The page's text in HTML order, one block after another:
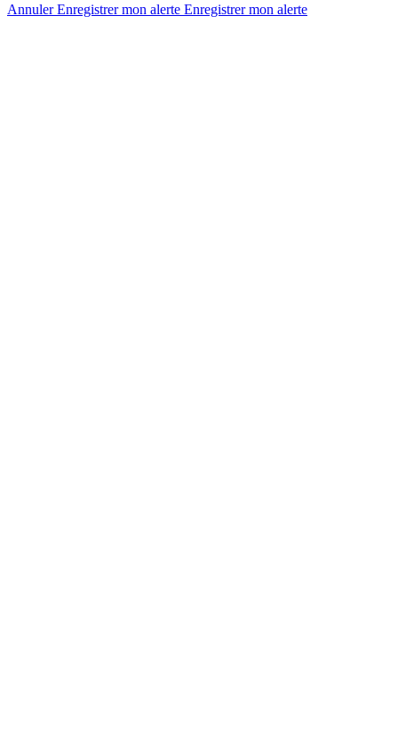
AnnulerEnregistrer mon alerte Enregistrermon alerte